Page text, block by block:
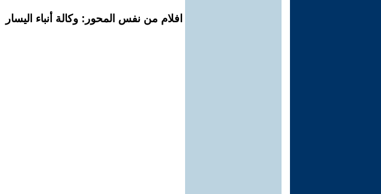
افلام من نفس المحور: وكالة أنباء اليسار